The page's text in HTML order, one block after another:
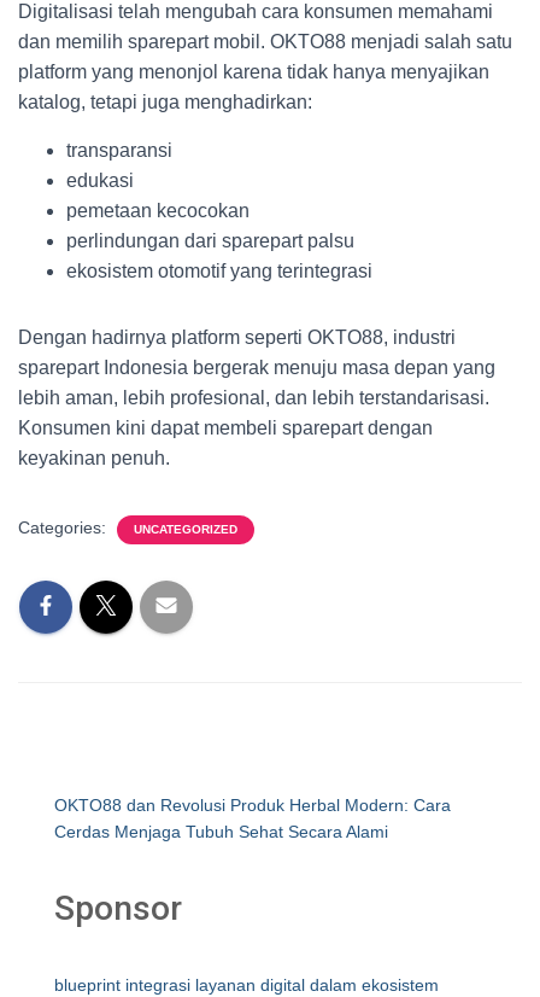
Digitalisasi telah mengubah cara konsumen memahami
dan memilih sparepart mobil. OKTO88 menjadi salah satu
platform yang menonjol karena tidak hanya menyajikan
katalog, tetapi juga menghadirkan:
transparansi
edukasi
pemetaan kecocokan
perlindungan dari sparepart palsu
ekosistem otomotif yang terintegrasi
Dengan hadirnya platform seperti OKTO88, industri
sparepart Indonesia bergerak menuju masa depan yang
lebih aman, lebih profesional, dan lebih terstandarisasi.
Konsumen kini dapat membeli sparepart dengan
keyakinan penuh.
Categories: UNCATEGORIZED
OKTO88 dan Revolusi Produk Herbal Modern: Cara
Cerdas Menjaga Tubuh Sehat Secara Alami
Sponsor
blueprint integrasi layanan digital dalam ekosistem